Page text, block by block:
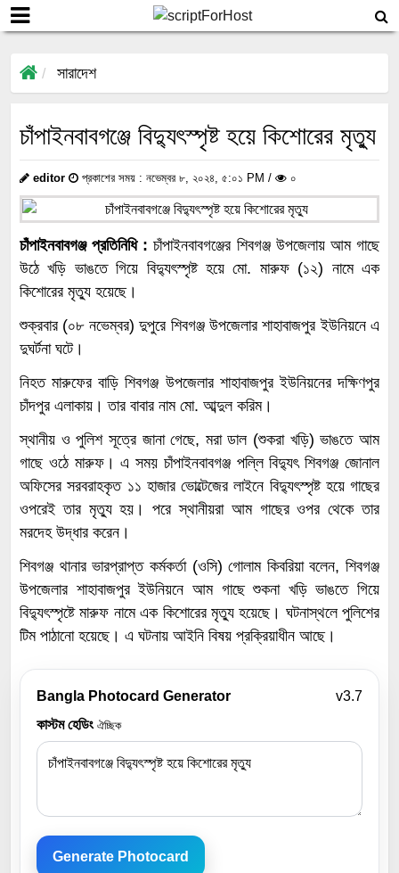
সারাদেশ
চাঁপাইনবাবগঞ্জে বিদ্যুৎস্পৃষ্ট হয়ে কিশোরের মৃত্যু
editor প্রকাশের সময় : নভেম্বর ৮, ২০২৪, ৫:০১ PM / ০
চাঁপাইনবাবগঞ্জ প্রতিনিধি : চাঁপাইনবাবগঞ্জের শিবগঞ্জ উপজেলায় আম গাছে
উঠে খড়ি ভাঙতে গিয়ে বিদ্যুৎস্পৃষ্ট হয়ে মো. মারুফ (১২) নামে এক
কিশোরের মৃত্যু হয়েছে।
শুক্রবার (০৮ নভেম্বর) দুপুরে শিবগঞ্জ উপজেলার শাহাবাজপুর ইউনিয়নে এ
দুঘর্টনা ঘটে।
নিহত মারুফের বাড়ি শিবগঞ্জ উপজেলার শাহাবাজপুর ইউনিয়নের দক্ষিণপুর
চাঁদপুর এলাকায়। তার বাবার নাম মো. আব্দুল করিম।
স্থানীয় ও পুলিশ সূত্রে জানা গেছে, মরা ডাল (শুকরা খড়ি) ভাঙতে আম
গাছে ওঠে মারুফ। এ সময় চাঁপাইনবাবগঞ্জ পল্লি বিদ্যুৎ শিবগঞ্জ জোনাল
অফিসের সরবরাহকৃত ১১ হাজার ভোল্টেজের লাইনে বিদ্যুৎস্পৃষ্ট হয়ে গাছের
ওপরেই তার মৃত্যু হয়। পরে স্থানীয়রা আম গাছের ওপর থেকে তার
মরদেহ উদ্ধার করেন।
শিবগঞ্জ থানার ভারপ্রাপ্ত কর্মকর্তা (ওসি) গোলাম কিবরিয়া বলেন, শিবগঞ্জ
উপজেলার শাহাবাজপুর ইউনিয়নে আম গাছে শুকনা খড়ি ভাঙতে গিয়ে
বিদ্যুৎস্পৃষ্টে মারুফ নামে এক কিশোরের মৃত্যু হয়েছে। ঘটনাস্থলে পুলিশের
টিম পাঠানো হয়েছে। এ ঘটনায় আইনি বিষয় প্রক্রিয়াধীন আছে।
Bangla Photocard Generator
v3.7
কাস্টম হেডিং ঐচ্ছিক
Generate Photocard